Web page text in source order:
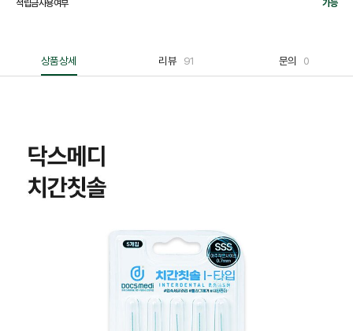
상품상세 리뷰 91 문의 0